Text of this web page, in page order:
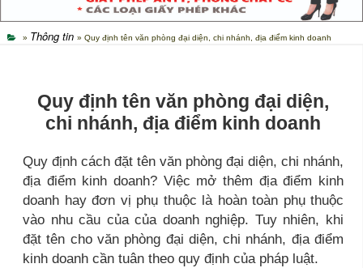
» Thông tin » Quy định tên văn phòng đại diện, chi nhánh, địa điểm kinh doanh
Quy định tên văn phòng đại diện,
chi nhánh, địa điểm kinh doanh
Quy định cách đặt tên văn phòng đại diện, chi nhánh,
địa điểm kinh doanh? Việc mở thêm địa điểm kinh
doanh hay đơn vị phụ thuộc là hoàn toàn phụ thuộc
vào nhu cầu của của doanh nghiệp. Tuy nhiên, khi
đặt tên cho văn phòng đại diện, chi nhánh, địa điểm
kinh doanh cần tuân theo quy định của pháp luật.